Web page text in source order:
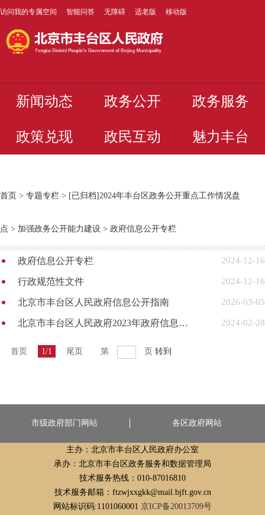
访问我的专属空间 智能问答 无障碍 适老版 移动版
新闻动态 政务公开 政务服务
政策兑现 政民互动 魅力丰台
首页 > 专题专栏 > [已归档]2024年丰台区政务公开重点工作情况盘
点 > 加强政务公开能力建设 > 政府信息公开专栏
政府信息公开专栏 2024-12-16
行政规范性文件 2024-12-16
北京市丰台区人民政府信息公开指南 2026-03-05
北京市丰台区人民政府2023年政府信息公开工作年度报告 2024-02-28
首页 1/1 尾页 第 页 转到
市级政府部门网站 各区政府网站
主办：北京市丰台区人民政府办公室
承办：北京市丰台区政务服务和数据管理局
技术服务热线：010-87016810
技术服务邮箱：ftzwjxxgkk@mail.bjft.gov.cn
网站标识码:1101060001 京ICP备20013709号